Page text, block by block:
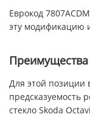
Еврокод
эту модификацию
Преимущества
Для этой позиции
предсказуемость
стекло Skoda